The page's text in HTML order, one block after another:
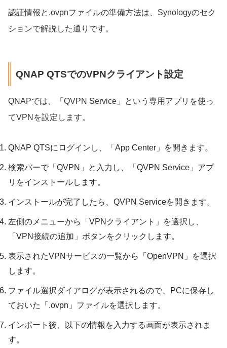
認証情報と.ovpnファイルの準備方法は、Synologyのセク
ションで解説した通りです。
QNAP QTSでのVPNクライアント設定
QNAPでは、「QVPN Service」という専用アプリを使っ
てVPNを設定します。
QNAP QTSにログインし、「App Center」を開きます。
検索バーで「QVPN」と入力し、「QVPN Service」アプ
リをインストールします。
インストールが完了したら、QVPN Serviceを開きます。
左側のメニューから「VPNクライアント」を選択し、
「VPN接続の追加」ボタンをクリックします。
表示されたVPNサービスの一覧から「OpenVPN」を選択
します。
ファイル選択ダイアログが表示されるので、PCに保存し
ておいた「.ovpn」ファイルを選択します。
インポート後、以下の情報を入力する画面が表示されま
す。